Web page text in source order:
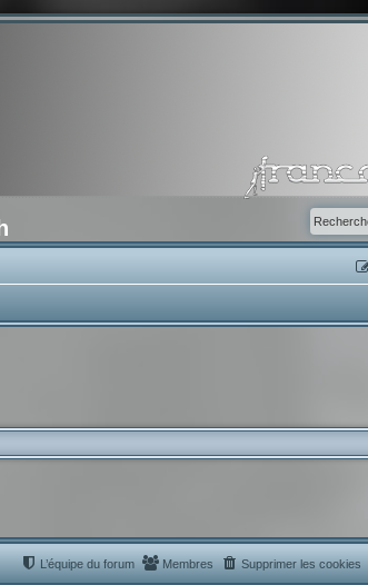
Supprimer les cookies
Membres
L’équipe du forum